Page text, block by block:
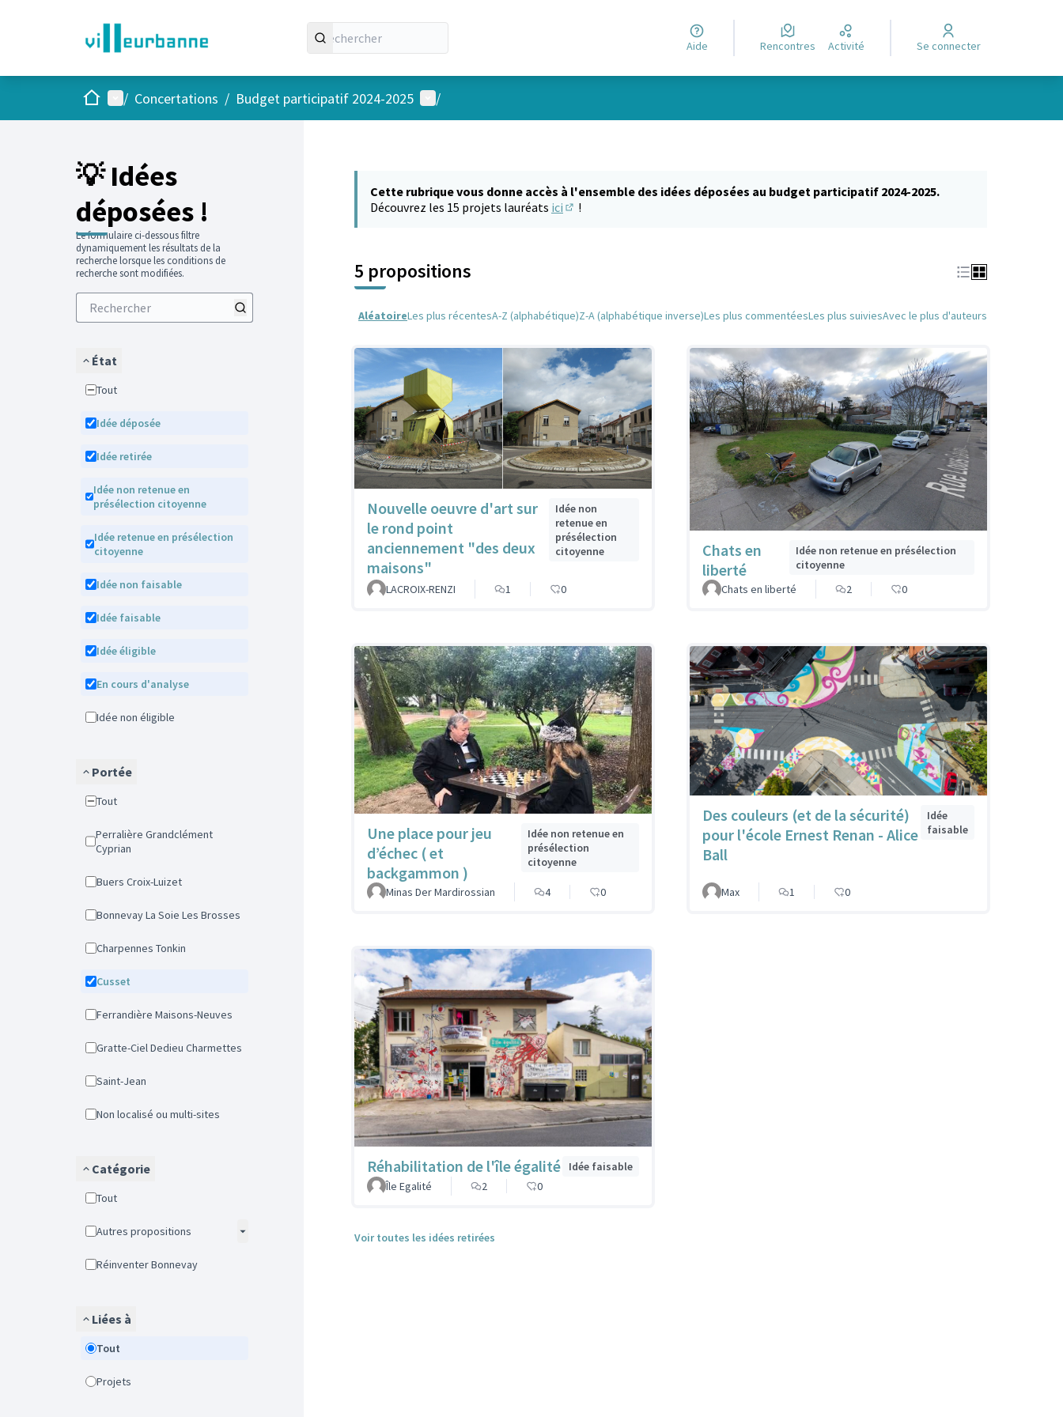
Aide Rencontres Activité Se connecter
AccueilMenu principal
/ Concertations / Budget participatif 2024-2025 Menu utilisateur
/
💡 Idées
déposées !
Le formulaire ci-dessous filtre
dynamiquement les résultats de la
recherche lorsque les conditions de
recherche sont modifiées.
État
Tout
Idée déposée
Idée retirée
Idée non retenue en
présélection citoyenne
Idée retenue en présélection
citoyenne
Idée non faisable
Idée faisable
Idée éligible
En cours d'analyse
Idée non éligible
Portée
Tout
Perralière Grandclément
Cyprian
Buers Croix-Luizet
Bonnevay La Soie Les Brosses
Charpennes Tonkin
Cusset
Ferrandière Maisons-Neuves
Gratte-Ciel Dedieu Charmettes
Saint-Jean
Non localisé ou multi-sites
Catégorie
Tout
Autres propositions
Réinventer Bonnevay
Liées à
Tout
Projets
Cette rubrique vous donne accès à l'ensemble des idées déposées au budget participatif 2024-2025.
Découvrez les 15 projets lauréats ici !
5 propositions
AléatoireLes plus récentesA-Z (alphabétique)Z-A (alphabétique inverse)Les plus commentéesLes plus suiviesAvec le plus d'auteurs
Nouvelle oeuvre d'art sur
le rond point
anciennement "des deux
maisons"
Idée non
retenue en
présélection
citoyenne
LACROIX-RENZI 1 0
Chats en
liberté
Idée non retenue en présélection
citoyenne
Chats en liberté
2 0
Une place pour jeu
d’échec ( et
backgammon )
Idée non retenue en
présélection
citoyenne
Minas Der Mardirossian 4 0
Des couleurs (et de la sécurité)
pour l'école Ernest Renan - Alice
Ball
Idée
faisable
Max 1 0
Réhabilitation de l'île égalité
Idée faisable
Île Egalité
2 0
Voir toutes les idées retirées